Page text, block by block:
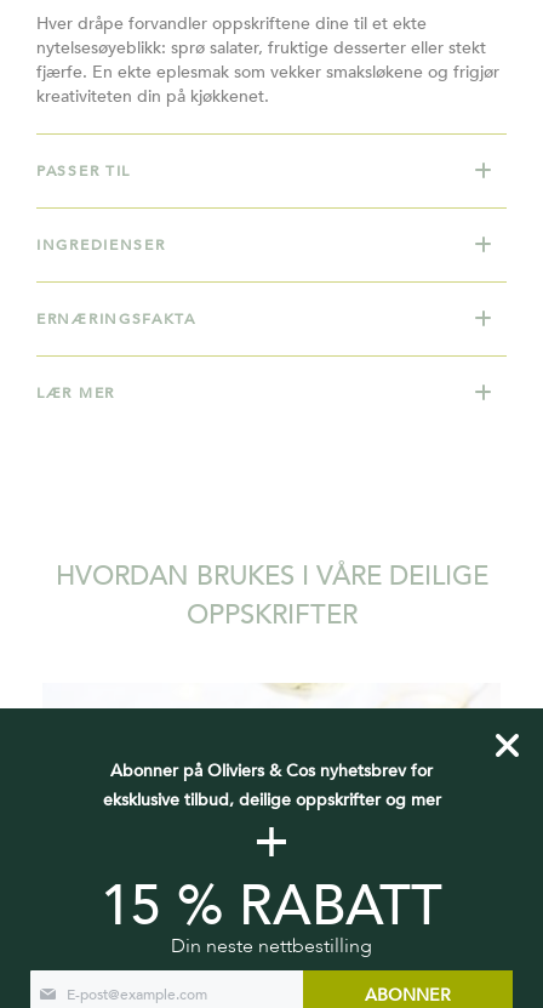
Abonner på Oliviers & Cos nyhetsbrev for
eksklusive tilbud, deilige oppskrifter og mer
+
15 % RABATT
Din neste nettbestilling
ABONNER
Hver dråpe forvandler oppskriftene dine til et ekte
nytelsesøyeblikk: sprø salater, fruktige desserter eller stekt
fjærfe. En ekte eplesmak som vekker smaksløkene og frigjør
kreativiteten din på kjøkkenet.
PASSER TIL
INGREDIENSER
ERNÆRINGSFAKTA
LÆR MER
HVORDAN BRUKES I VÅRE DEILIGE
OPPSKRIFTER